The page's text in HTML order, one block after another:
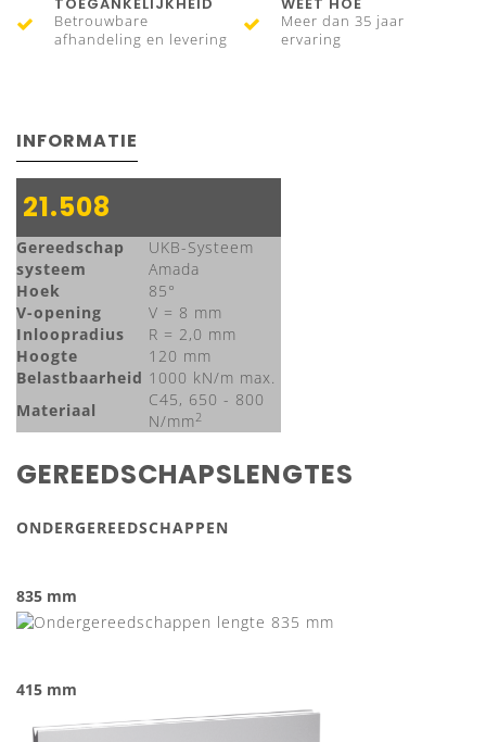
Betrouwbare
afhandeling en levering
Meer dan 35 jaar
ervaring
INFORMATIE
21.508
Gereedschap
systeem
UKB-Systeem
Amada
Hoek
85°
V-opening
V = 8 mm
Inloopradius
R = 2,0 mm
Hoogte
120 mm
Belastbaarheid 1000 kN/m max.
Materiaal
C45, 650 - 800
N/mm2
GEREEDSCHAPSLENGTES
ONDERGEREEDSCHAPPEN
835 mm
415 mm